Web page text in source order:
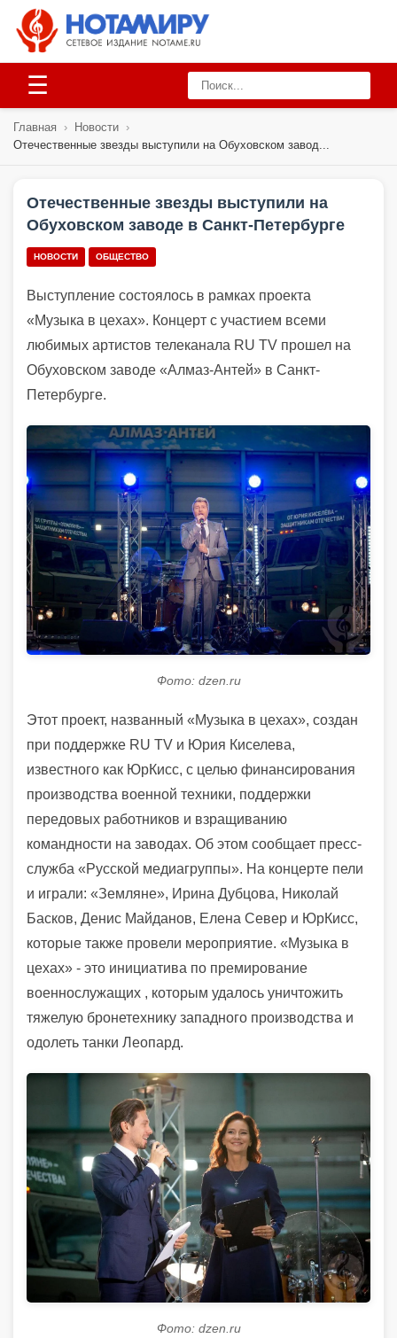
☰
Главная › Новости ›
Отечественные звезды выступили на Обуховском завод...
Отечественные звезды выступили на
Обуховском заводе в Санкт-Петербурге
НОВОСТИ ОБЩЕСТВО
Выступление состоялось в рамках проекта
«Музыка в цехах». Концерт с участием всеми
любимых артистов телеканала RU TV прошел на
Обуховском заводе «Алмаз-Антей» в Санкт-
Петербурге.
Фото: dzen.ru
Этот проект, названный «Музыка в цехах», создан
при поддержке RU TV и Юрия Киселева,
известного как ЮрКисс, с целью финансирования
производства военной техники, поддержки
передовых работников и взращиванию
командности на заводах. Об этом сообщает пресс-
служба «Русской медиагруппы». На концерте пели
и играли: «Земляне», Ирина Дубцова, Николай
Басков, Денис Майданов, Елена Север и ЮрКисс,
которые также провели мероприятие. «Музыка в
цехах» - это инициатива по премирование
военнослужащих , которым удалось уничтожить
тяжелую бронетехнику западного производства и
одолеть танки Леопард.
Фото: dzen.ru